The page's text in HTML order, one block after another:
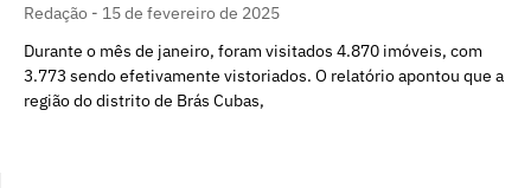
Redação
15 de fevereiro de 2025
Durante o mês de janeiro, foram visitados 4.870 imóveis, com
3.773 sendo efetivamente vistoriados. O relatório apontou que a
região do distrito de Brás Cubas,